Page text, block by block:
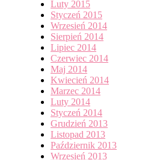
Luty 2015
Styczeń 2015
Wrzesień 2014
Sierpień 2014
Lipiec 2014
Czerwiec 2014
Maj 2014
Kwiecień 2014
Marzec 2014
Luty 2014
Styczeń 2014
Grudzień 2013
Listopad 2013
Październik 2013
Wrzesień 2013